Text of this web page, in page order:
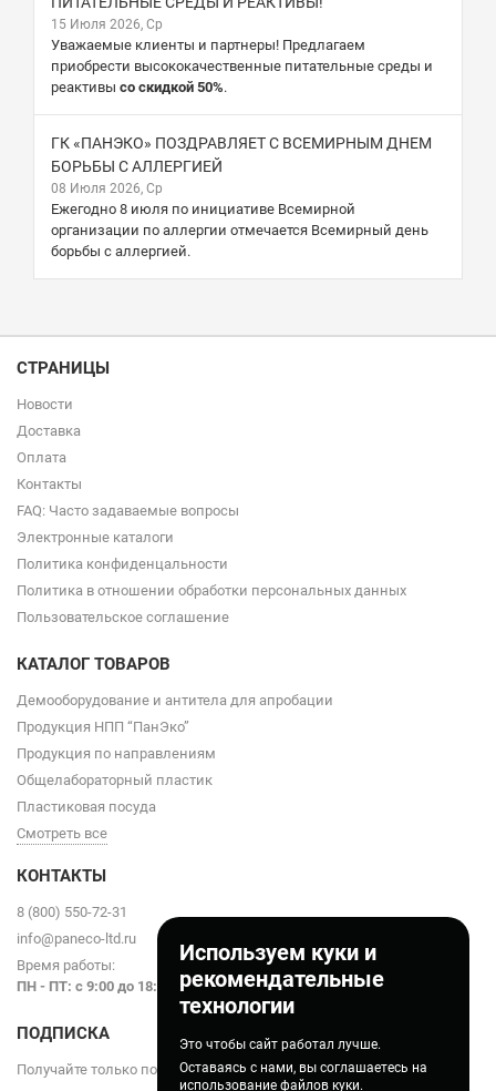
Используем куки и
рекомендательные
технологии
Это чтобы сайт работал лучше.
Оставаясь с нами, вы соглашаетесь на
использование файлов куки.
15 Июля 2026, Ср
Уважаемые клиенты и партнеры! Предлагаем
приобрести высококачественные питательные среды и
реактивы со скидкой 50%.
ГК «ПАНЭКО» ПОЗДРАВЛЯЕТ С ВСЕМИРНЫМ ДНЕМ
БОРЬБЫ С АЛЛЕРГИЕЙ
08 Июля 2026, Ср
Ежегодно 8 июля по инициативе Всемирной
организации по аллергии отмечается Всемирный день
борьбы с аллергией.
СТРАНИЦЫ
Новости
Доставка
Оплата
Контакты
FAQ: Часто задаваемые вопросы
Электронные каталоги
Политика конфиденцальности
Политика в отношении обработки персональных данных
Пользовательское соглашение
КАТАЛОГ ТОВАРОВ
Демооборудование и антитела для апробации
Продукция НПП “ПанЭко”
Продукция по направлениям
Общелабораторный пластик
Пластиковая посуда
Смотреть все
КОНТАКТЫ
8 (800) 550-72-31
info@paneco-ltd.ru
Время работы:
ПН - ПТ: с 9:00 до 18:00
ПОДПИСКА
Получайте только полезные статьи!